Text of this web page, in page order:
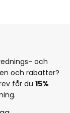
och
och rabatter?
får du 15%